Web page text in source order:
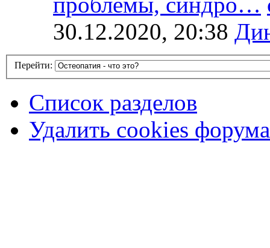
30.12.2020, 20:38
Перейти:
Список разделов
Удалить cookies форума